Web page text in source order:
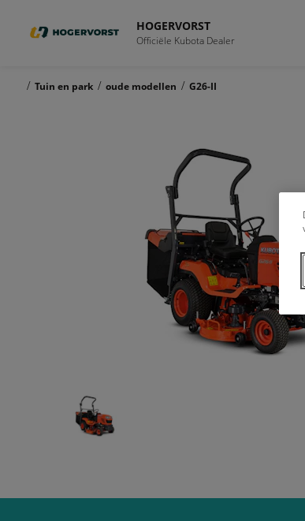
HOGERVORST
Officiële Kubota Dealer
/ Tuin en park / oude modellen / G26-II